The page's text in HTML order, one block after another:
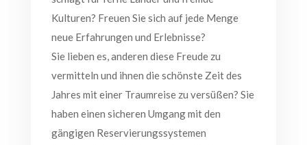
Kulturen? Freuen Sie sich auf jede Menge
neue Erfahrungen und Erlebnisse?
Sie lieben es, anderen diese Freude zu
vermitteln und ihnen die schönste Zeit des
Jahres mit einer Traumreise zu versüßen? Sie
haben einen sicheren Umgang mit den
gängigen Reservierungssystemen